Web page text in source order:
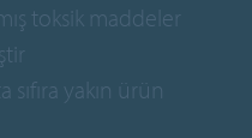
toksik maddeler
yakın ürün